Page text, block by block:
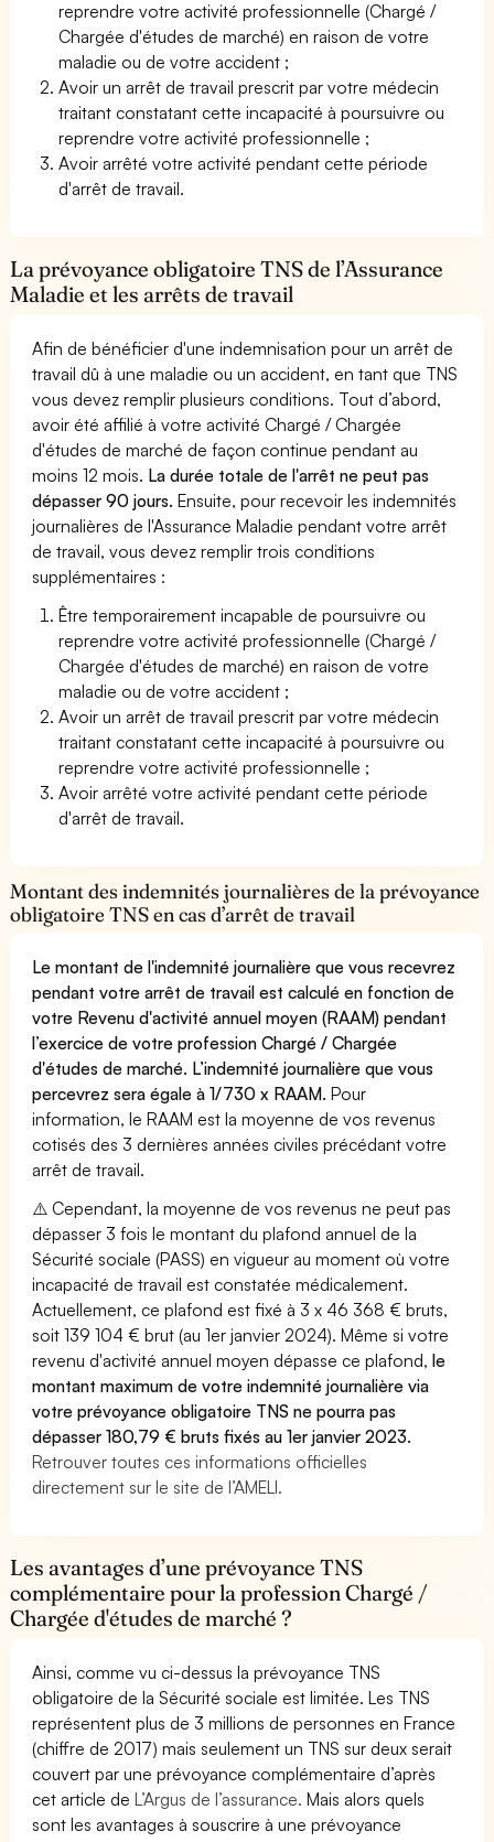
reprendre votre activité professionnelle (Chargé /
Chargée d'études de marché) en raison de votre
maladie ou de votre accident ;
Avoir un arrêt de travail prescrit par votre médecin
traitant constatant cette incapacité à poursuivre ou
reprendre votre activité professionnelle ;
Avoir arrêté votre activité pendant cette période
d'arrêt de travail.
La prévoyance obligatoire TNS de l’Assurance
Maladie et les arrêts de travail
Afin de bénéficier d'une indemnisation pour un arrêt de
travail dû à une maladie ou un accident, en tant que TNS
vous devez remplir plusieurs conditions. Tout d’abord,
avoir été affilié à votre activité Chargé / Chargée
d'études de marché de façon continue pendant au
moins 12 mois. La durée totale de l'arrêt ne peut pas
dépasser 90 jours. Ensuite, pour recevoir les indemnités
journalières de l'Assurance Maladie pendant votre arrêt
de travail, vous devez remplir trois conditions
supplémentaires :
Être temporairement incapable de poursuivre ou
reprendre votre activité professionnelle (Chargé /
Chargée d'études de marché) en raison de votre
maladie ou de votre accident ;
Avoir un arrêt de travail prescrit par votre médecin
traitant constatant cette incapacité à poursuivre ou
reprendre votre activité professionnelle ;
Avoir arrêté votre activité pendant cette période
d'arrêt de travail.
Montant des indemnités journalières de la prévoyance
obligatoire TNS en cas d’arrêt de travail
Le montant de l'indemnité journalière que vous recevrez
pendant votre arrêt de travail est calculé en fonction de
votre Revenu d'activité annuel moyen (RAAM) pendant
l’exercice de votre profession Chargé / Chargée
d'études de marché. L’indemnité journalière que vous
percevrez sera égale à 1/730 x RAAM. Pour
information, le RAAM est la moyenne de vos revenus
cotisés des 3 dernières années civiles précédant votre
arrêt de travail.
⚠️ Cependant, la moyenne de vos revenus ne peut pas
dépasser 3 fois le montant du plafond annuel de la
Sécurité sociale (PASS) en vigueur au moment où votre
incapacité de travail est constatée médicalement.
Actuellement, ce plafond est fixé à 3 x 46 368 € bruts,
soit 139 104 € brut (au 1er janvier 2024). Même si votre
revenu d'activité annuel moyen dépasse ce plafond,le
montant maximum de votre indemnité journalière via
votre prévoyance obligatoire TNS ne pourra pas
dépasser 180,79 € bruts fixés au 1er janvier 2023.
Retrouver toutes ces informations officielles
directement sur le site de l’AMELI.
Les avantages d’une prévoyance TNS
complémentaire pour la profession Chargé /
Chargée d'études de marché ?
Ainsi, comme vu ci-dessus la prévoyance TNS
obligatoire de la Sécurité sociale est limitée. Les TNS
représentent plus de 3 millions de personnes en France
(chiffre de 2017) mais seulement un TNS sur deux serait
couvert par une prévoyance complémentaire d’après
cet article deL’Argus de l’assurance. Mais alors quels
sont les avantages à souscrire à une prévoyance